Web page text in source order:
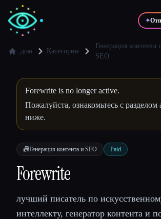
✦
💻Разработчики 📈
🎓Студенты 🎬
Блог
дом Категории
Генерация контента
SEO
Forewrite is no longer active.
Пожалуйста, ознакомьтесь с разделом
ниже.
📠Генерация контента и SEO Paid
Forewrite
лучший писатель по
интеллекту, генератор контента и